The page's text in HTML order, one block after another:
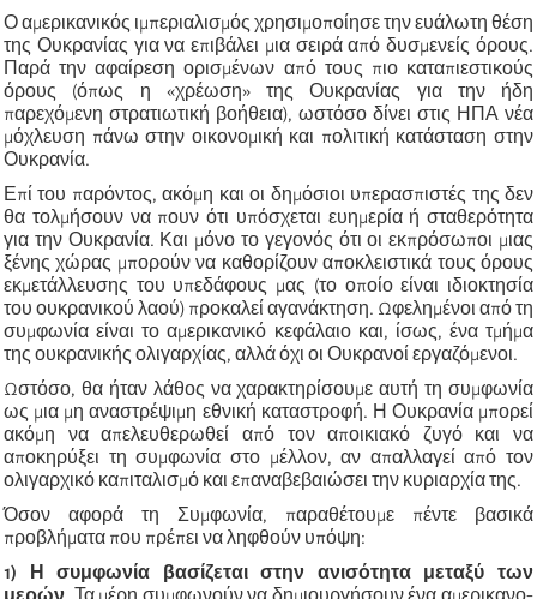
Ο αμερικανικός ιμπεριαλισμός χρησιμοποίησε την ευάλωτη θέση
της Ουκρανίας για να επιβάλει μια σειρά από δυσμενείς όρους.
Παρά την αφαίρεση ορισμένων από τους πιο καταπιεστικούς
όρους (όπως η «χρέωση» της Ουκρανίας για την ήδη
παρεχόμενη στρατιωτική βοήθεια), ωστόσο δίνει στις ΗΠΑ νέα
μόχλευση πάνω στην οικονομική και πολιτική κατάσταση στην
Ουκρανία.
Επί του παρόντος, ακόμη και οι δημόσιοι υπερασπιστές της δεν
θα τολμήσουν να πουν ότι υπόσχεται ευημερία ή σταθερότητα
για την Ουκρανία. Και μόνο το γεγονός ότι οι εκπρόσωποι μιας
ξένης χώρας μπορούν να καθορίζουν αποκλειστικά τους όρους
εκμετάλλευσης του υπεδάφους μας (το οποίο είναι ιδιοκτησία
του ουκρανικού λαού) προκαλεί αγανάκτηση. Ωφελημένοι από τη
συμφωνία είναι το αμερικανικό κεφάλαιο και, ίσως, ένα τμήμα
της ουκρανικής ολιγαρχίας, αλλά όχι οι Ουκρανοί εργαζόμενοι.
Ωστόσο, θα ήταν λάθος να χαρακτηρίσουμε αυτή τη συμφωνία
ως μια μη αναστρέψιμη εθνική καταστροφή. Η Ουκρανία μπορεί
ακόμη να απελευθερωθεί από τον αποικιακό ζυγό και να
αποκηρύξει τη συμφωνία στο μέλλον, αν απαλλαγεί από τον
ολιγαρχικό καπιταλισμό και επαναβεβαιώσει την κυριαρχία της.
Όσον αφορά τη Συμφωνία, παραθέτουμε πέντε βασικά
προβλήματα που πρέπει να ληφθούν υπόψη:
1) Η συμφωνία βασίζεται στην ανισότητα μεταξύ των